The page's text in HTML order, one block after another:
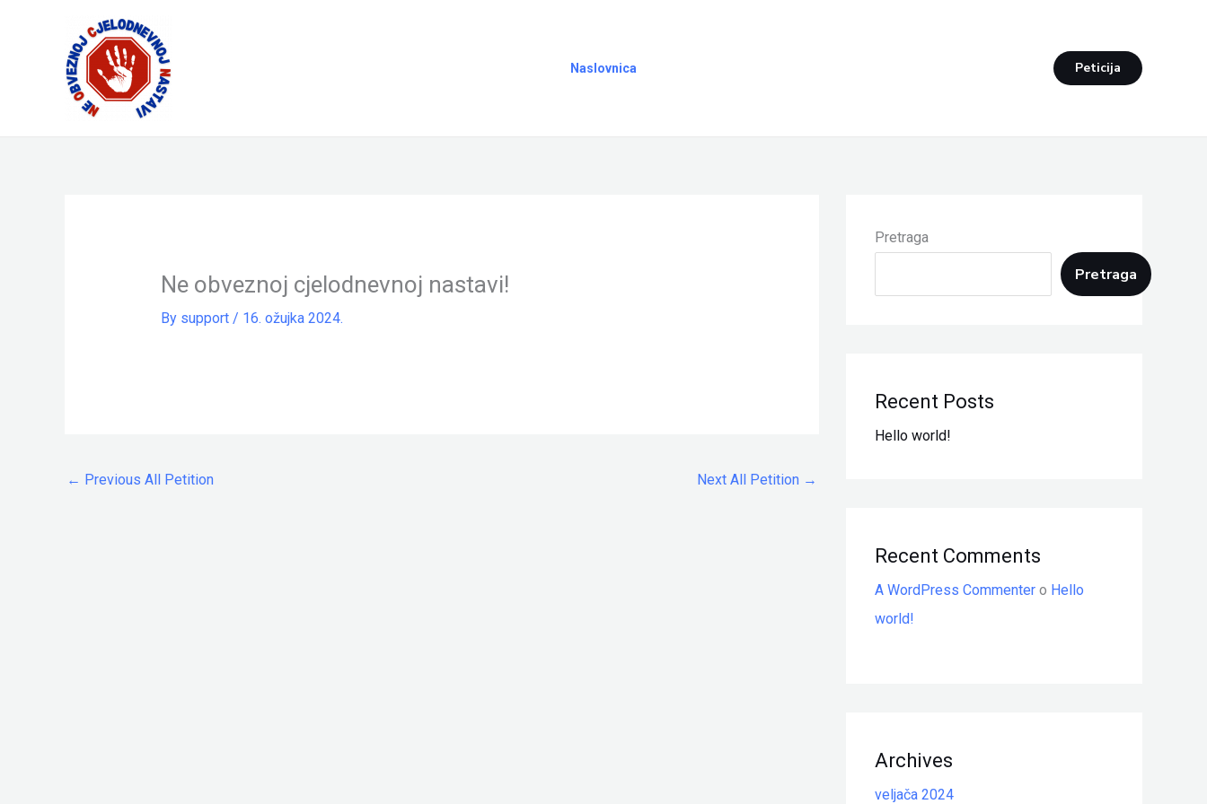
Naslovnica Peticija
Ne obveznoj cjelodnevnoj nastavi!
By support / 16. ožujka 2024.
← Previous All Petition Next All Petition →
Pretraga
Pretraga
Recent Posts
Hello world!
Recent Comments
A WordPress Commenter o Hello
world!
Archives
veljača 2024